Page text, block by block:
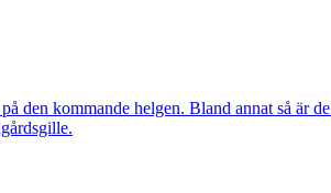
den kommande helgen. Bland annat så är